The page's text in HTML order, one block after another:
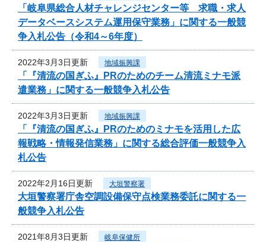
「岐阜県総合人材チャレンジセンター等 求職・求人
データベースシステム運用保守業務」に関する一般競
争入札公告（令和4～6年度）
2022年3月3日更新 地域振興課
「『清流の国ぎふ』PRのためのチーム清流ミナモ派
遣業務」に関する一般競争入札公告
2022年3月3日更新 地域振興課
「『清流の国ぎふ』PRのためのミナモを活用した広
報戦略・情報発信業務」に関する総合評価一般競争入
札公告
2022年2月16日更新 大垣警察署
大垣警察署庁舎空調設備保守点検業務委託に関する一
般競争入札公告
2021年8月3日更新 岐阜保健所